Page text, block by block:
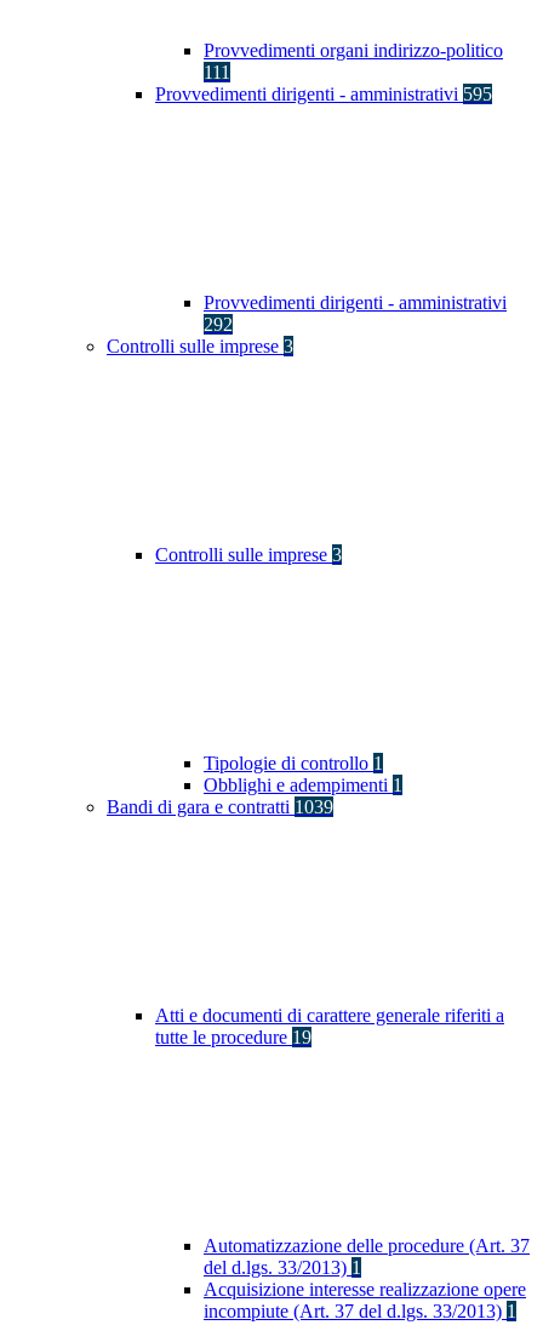
Provvedimenti organi indirizzo-politico
111
Provvedimenti dirigenti - amministrativi 595
Provvedimenti dirigenti - amministrativi
292
Controlli sulle imprese 3
Controlli sulle imprese 3
Tipologie di controllo 1
Obblighi e adempimenti 1
Bandi di gara e contratti 1039
Atti e documenti di carattere generale riferiti a
tutte le procedure 19
Automatizzazione delle procedure (Art. 37
del d.lgs. 33/2013) 1
Acquisizione interesse realizzazione opere
incompiute (Art. 37 del d.lgs. 33/2013) 1